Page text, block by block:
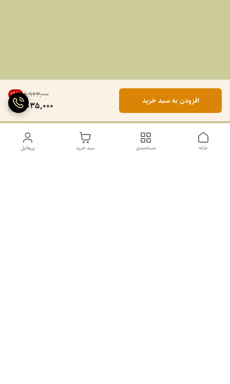
۵٬۹۲۳٬۰۰۰ 14%
5,035,000 افزودن به سبد خرید
پروفایل سبد خرید دسته‌بندی خانه